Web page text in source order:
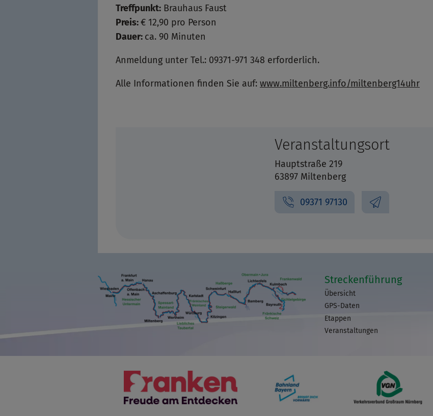
Treffpunkt: Brauhaus Faust
Preis:€ 12,90 pro Person
Dauer: ca. 90 Minuten
Anmeldung unter Tel.: 09371-971 348 erforderlich.
Alle Informationen finden Sie auf: www.miltenberg.info/miltenberg14uhr
Veranstaltungsort
Hauptstraße 219
63897 Miltenberg
09371 97130
Streckenführung
Übersicht
GPS-Daten
Etappen
Veranstaltungen